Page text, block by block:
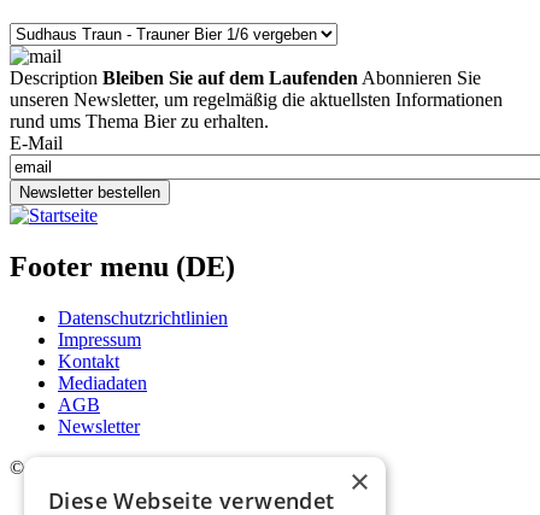
Description Bleiben Sie auf dem Laufenden Abonnieren Sie
unseren Newsletter, um regelmäßig die aktuellsten Informationen
rund ums Thema Bier zu erhalten.
E-Mail
Newsletter bestellen
Footer menu (DE)
Datenschutzrichtlinien
Impressum
Kontakt
Mediadaten
AGB
Newsletter
©
×
Diese Webseite verwendet